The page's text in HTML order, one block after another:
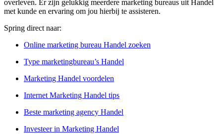
overleven. Er zijn gelukkig meerdere marketing bureaus uit Handel
met kunde en ervaring om jou hierbij te assisteren.
Spring direct naar:
Online marketing bureau Handel zoeken
Type marketingbureau’s Handel
Marketing Handel voordelen
Internet Marketing Handel tips
Beste marketing agency Handel
Investeer in Marketing Handel